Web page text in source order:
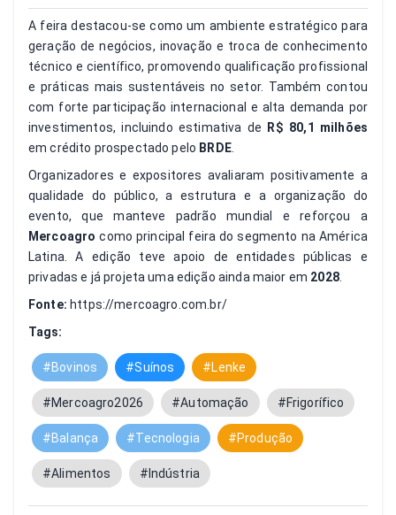
A feira destacou-se como um ambiente estratégico para
geração de negócios, inovação e troca de conhecimento
técnico e científico, promovendo qualificação profissional
e práticas mais sustentáveis no setor. Também contou
com forte participação internacional e alta demanda por
investimentos, incluindo estimativa de
R$ 80,1 milhões
em crédito prospectado pelo BRDE.
Organizadores e expositores avaliaram positivamente a
qualidade do público, a estrutura e a organização do
evento, que manteve padrão mundial e reforçou a
Mercoagrocomo principal feira do segmento na América
Latina. A edição teve apoio de entidades públicas e
privadas e já projeta uma edição ainda maior em 2028.
Fonte: https://mercoagro.com.br/
Tags:
#Bovinos #Suínos #Lenke
#Mercoagro2026 #Automação #Frigorífico
#Balança #Tecnologia #Produção
#Alimentos #Indústria